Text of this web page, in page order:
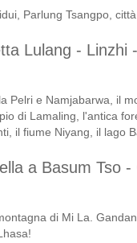
Parlung Tsangpo,
Lulang - Linzhi
Pelri e Namjabarwa, il
di Lamaling, l'antica
il fiume Niyang, il lago
a Basum Tso -
di Mi La.